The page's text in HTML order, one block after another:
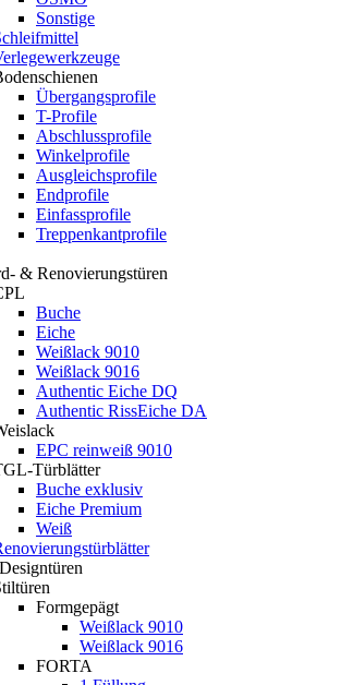
Sonstige
Übergangsprofile
T-Profile
Abschlussprofile
Winkelprofile
Ausgleichsprofile
Endprofile
Einfassprofile
Treppenkantprofile
& Renovierungstüren
Buche
Eiche
Weißlack 9010
Weißlack 9016
Authentic Eiche DQ
Authentic RissEiche DA
EPC reinweiß 9010
Türblätter
Buche exklusiv
Eiche Premium
Weiß
Formgepägt
Weißlack 9010
Weißlack 9016
FORTA